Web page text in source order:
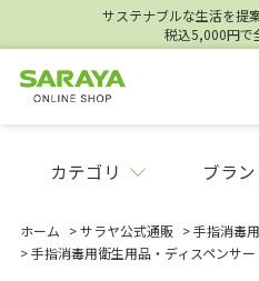
サステナブルな生活を提
税込5,000円で
カテゴリ ブラン
ホーム >サラヤ公式通販 >手指消毒
>手指消毒用衛生用品・ディスペンサー